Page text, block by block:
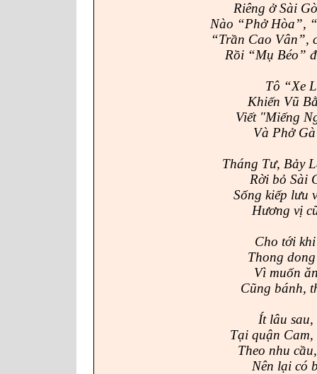
Riêng ở Sài
Nào “Phở Hòa”,
“Trần Cao Vân”,
Rồi “Mụ Béo”
Tô “Xe
Khiến Vũ
Viết"Miếng
Và Phở
Tháng Tư, Bảy
Rời bỏ Sài
Sống kiếp lưu
Hương vị
Cho tới
Thong
Vì muốn
Cũng bánh,
Ít lâu sau,
Tại quận
Theo nhu
Nên lại có